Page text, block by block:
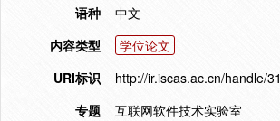
语种
中文
内容类型
学位论文
URI标识
http://ir.iscas.ac.cn/handle/
专题
互联网软件技术实验室